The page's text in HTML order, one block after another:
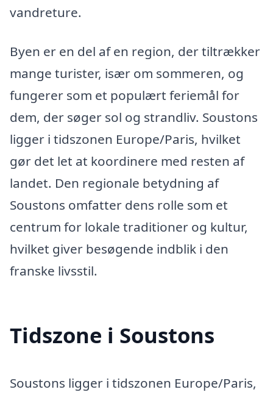
vandreture.
Byen er en del af en region, der tiltrækker
mange turister, især om sommeren, og
fungerer som et populært feriemål for
dem, der søger sol og strandliv. Soustons
ligger i tidszonen Europe/Paris, hvilket
gør det let at koordinere med resten af
landet. Den regionale betydning af
Soustons omfatter dens rolle som et
centrum for lokale traditioner og kultur,
hvilket giver besøgende indblik i den
franske livsstil.
Tidszone i Soustons
Soustons ligger i tidszonen Europe/Paris,